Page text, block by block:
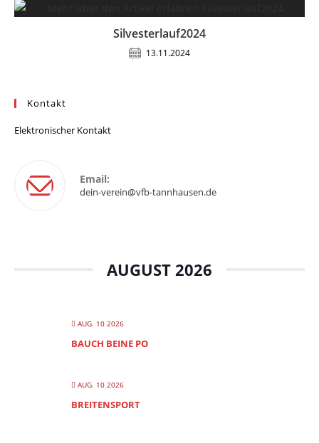
Silvesterlauf2024
13.11.2024
Kontakt
Elektronischer Kontakt
Email:
dein-verein@vfb-tannhausen.de
AUGUST 2026
AUG. 10 2026
BAUCH BEINE PO
AUG. 10 2026
BREITENSPORT